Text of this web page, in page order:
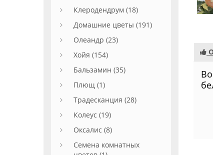
Клеродендрум (18)
Домашние цветы (191)
Олеандр (23)
Хойя (154)
Бальзамин (35)
Плющ (1)
Традесканция (28)
Колеус (19)
Оксалис (8)
Семена комнатных